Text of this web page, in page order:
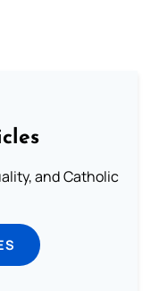
and Catholic